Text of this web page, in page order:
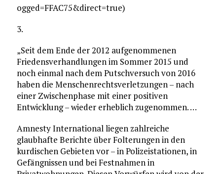
ogged=FFAC75&direct=true)
3.
„Seit dem Ende der 2012 aufgenommenen
Friedensverhandlungen im Sommer 2015 und
noch einmal nach dem Putschversuch von 2016
haben die Menschenrechtsverletzungen – nach
einer Zwischenphase mit einer positiven
Entwicklung – wieder erheblich zugenommen. …
Amnesty International liegen zahlreiche
glaubhafte Berichte über Folterungen in den
kurdischen Gebieten vor – in Polizeistationen, in
Gefängnissen und bei Festnahmen in